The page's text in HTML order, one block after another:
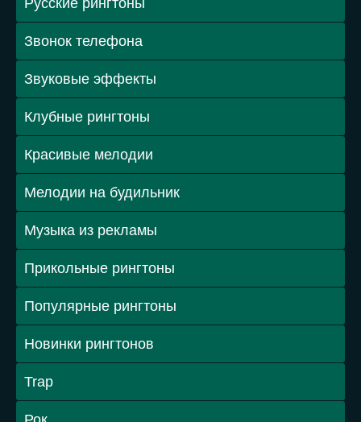
Русские рингтоны
Звонок телефона
Звуковые эффекты
Клубные рингтоны
Красивые мелодии
Мелодии на будильник
Музыка из рекламы
Прикольные рингтоны
Популярные рингтоны
Новинки рингтонов
Trap